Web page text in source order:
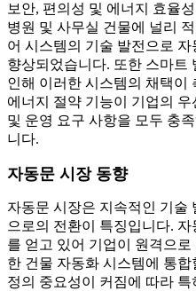
보안, 편의성 및 에너지 효율
병원 및 사무실 건물에 널리
어 시스템의 기술 발전으로
향상되었습니다. 또한 스마트
인해 이러한 시스템의 채택이
에너지 절약 기능이 기업의
및 운영 요구 사항을 모두 충
니다.
자동문 시장 동향
자동문 시장은 지속적인 기술
으로의 전환이 특징입니다.
를 얻고 있어 기업이 원격으
한 건물 자동화 시스템에 통
정의 중요성이 커짐에 따라